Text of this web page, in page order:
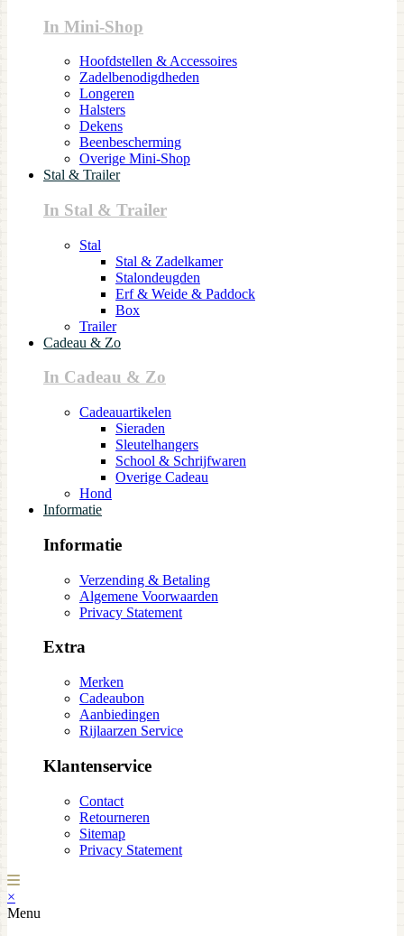
In Mini-Shop
Hoofdstellen & Accessoires
Zadelbenodigdheden
Longeren
Halsters
Dekens
Beenbescherming
Overige Mini-Shop
Stal & Trailer
In Stal & Trailer
Stal
Stal & Zadelkamer
Stalondeugden
Erf & Weide & Paddock
Box
Trailer
Cadeau & Zo
In Cadeau & Zo
Cadeauartikelen
Sieraden
Sleutelhangers
School & Schrijfwaren
Overige Cadeau
Hond
Informatie
Informatie
Verzending & Betaling
Algemene Voorwaarden
Privacy Statement
Extra
Merken
Cadeaubon
Aanbiedingen
Rijlaarzen Service
Klantenservice
Contact
Retourneren
Sitemap
Privacy Statement
×
Menu